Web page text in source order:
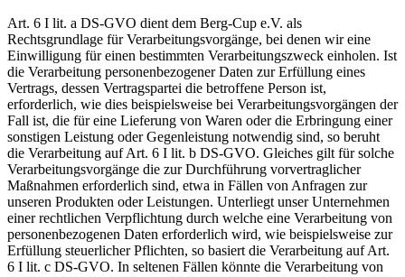
Art. 6 I lit. a DS-GVO dient dem Berg-Cup e.V. als
Rechtsgrundlage für Verarbeitungsvorgänge, bei denen wir eine
Einwilligung für einen bestimmten Verarbeitungszweck einholen. Ist
die Verarbeitung personenbezogener Daten zur Erfüllung eines
Vertrags, dessen Vertragspartei die betroffene Person ist,
erforderlich, wie dies beispielsweise bei Verarbeitungsvorgängen der
Fall ist, die für eine Lieferung von Waren oder die Erbringung einer
sonstigen Leistung oder Gegenleistung notwendig sind, so beruht
die Verarbeitung auf Art. 6 I lit. b DS-GVO. Gleiches gilt für solche
Verarbeitungsvorgänge die zur Durchführung vorvertraglicher
Maßnahmen erforderlich sind, etwa in Fällen von Anfragen zur
unseren Produkten oder Leistungen. Unterliegt unser Unternehmen
einer rechtlichen Verpflichtung durch welche eine Verarbeitung von
personenbezogenen Daten erforderlich wird, wie beispielsweise zur
Erfüllung steuerlicher Pflichten, so basiert die Verarbeitung auf Art.
6 I lit. c DS-GVO. In seltenen Fällen könnte die Verarbeitung von